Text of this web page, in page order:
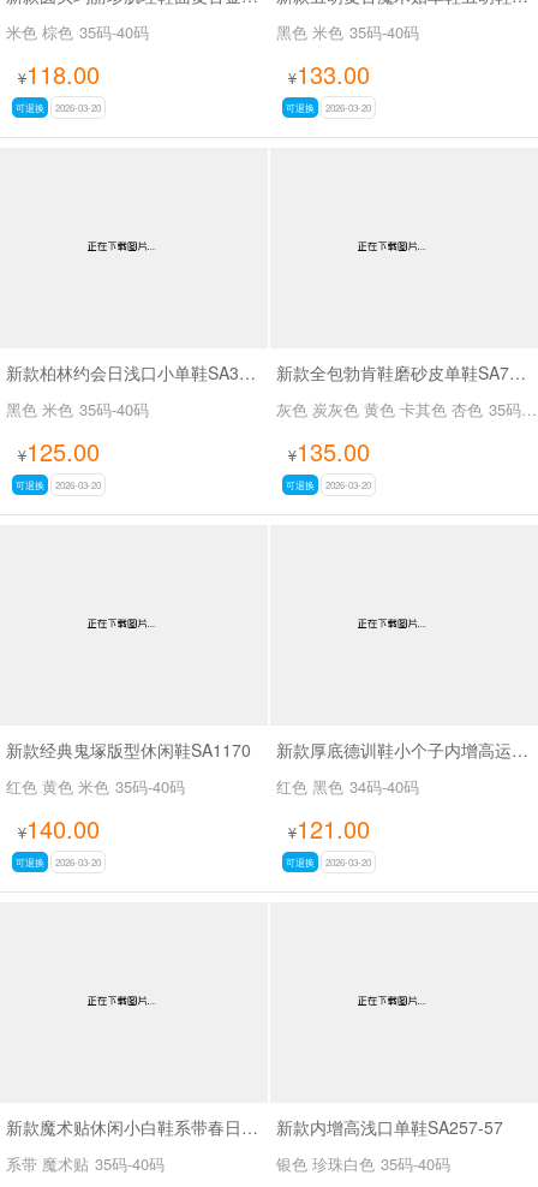
米色 棕色 35码-40码
¥118.00
可退换 2026-03-20
黑色 米色 35码-40码
¥133.00
可退换 2026-03-20
新款柏林约会日浅口小单鞋SA33007
黑色 米色 35码-40码
¥125.00
可退换 2026-03-20
新款全包勃肯鞋磨砂皮单鞋SA7082-3
灰色 炭灰色 黄色 卡其色 杏色 35码-40码
¥135.00
可退换 2026-03-20
新款经典鬼塚版型休闲鞋SA1170
红色 黄色 米色 35码-40码
¥140.00
可退换 2026-03-20
新款厚底德训鞋小个子内增高运动休闲薄款阿甘鞋SA6701-1
红色 黑色 34码-40码
¥121.00
可退换 2026-03-20
新款魔术贴休闲小白鞋系带春日小白SA5716
系带 魔术贴 35码-40码
新款内增高浅口单鞋SA257-57
银色 珍珠白色 35码-40码